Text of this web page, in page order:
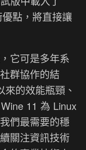
點，將直接讓
它可是多年系
群協作的結
的效能瓶頸、
11 為 Linux
們最需要的穩
關注資訊技術